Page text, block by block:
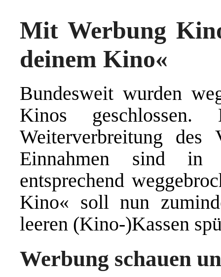
Mit Werbung
deinem Kino«
Bundesweit wurden
Kinos
Weiterverbreitung
Einnahmen sind in
entsprechend
Kino« soll nun
leeren (Kino-)Kassen
Werbung schauen